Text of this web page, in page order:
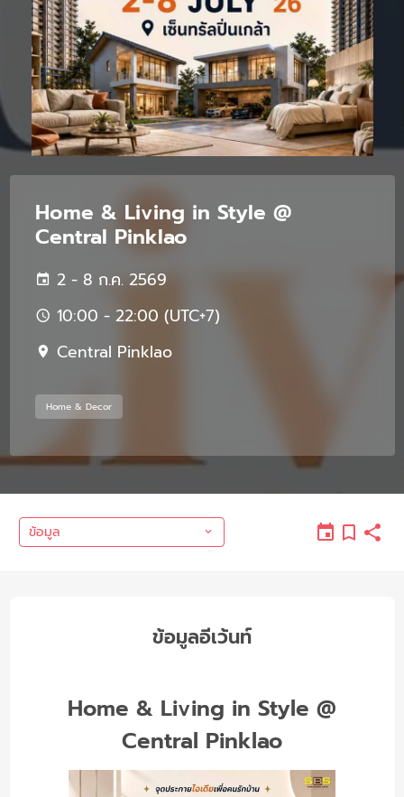
Home & Living in Style @
Central Pinklao
2 - 8 ก.ค. 2569
10:00 - 22:00 (UTC+7)
Central Pinklao
Home & Decor
ข้อมูล
ข้อมูลอีเว้นท์
Home & Living in Style @
Central Pinklao